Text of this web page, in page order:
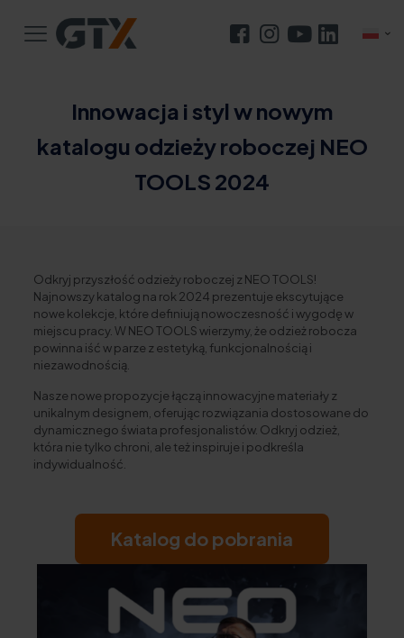
Innowacja i styl w nowym
katalogu odzieży roboczej NEO
TOOLS 2024
Odkryj przyszłość odzieży roboczej z NEO TOOLS!
Najnowszy katalog na rok 2024 prezentuje ekscytujące
nowe kolekcje, które definiują nowoczesność i wygodę w
miejscu pracy. W NEO TOOLS wierzymy, że odzież robocza
powinna iść w parze z estetyką, funkcjonalnością i
niezawodnością.
Nasze nowe propozycje łączą innowacyjne materiały z
unikalnym designem, oferując rozwiązania dostosowane do
dynamicznego świata profesjonalistów. Odkryj odzież,
która nie tylko chroni, ale też inspiruje i podkreśla
indywidualność.
Katalog do pobrania